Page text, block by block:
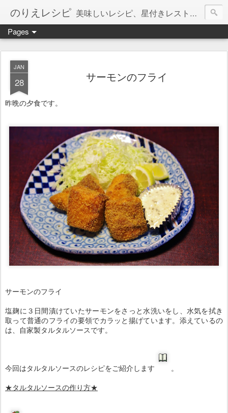
のりえレシピ 美味しいレシピ、星付きレストラン、絶品お取り寄せを紹介しています。
Pages
JAN
28 サーモンのフライ
昨晩の夕食です。
サーモンのフライ
塩麹に３日間漬けていたサーモンをさっと水洗いをし、水気を拭き
取って普通のフライの要領でカラッと揚げています。添えているの
は、自家製タルタルソースです。
今回はタルタルソースのレシピをご紹介します
。
★タルタルソースの作り方★